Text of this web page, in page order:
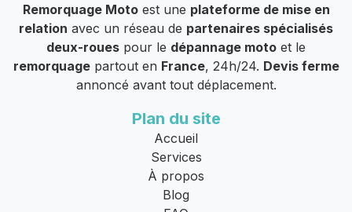
Remorquage Motoest une plateforme de mise en
relation avec un réseau de partenaires spécialisés
deux-roues pour le dépannage moto et le
remorquagepartout en France, 24h/24. Devis ferme
annoncé avant tout déplacement.
Plan du site
Accueil
Services
À propos
Blog